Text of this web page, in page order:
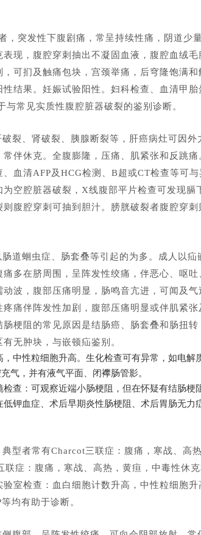
，突发性下腹剧痛，常呈持续性痛，阴道少
现，腹腔穿刺抽出不凝固血液，腹腔血绒
可扪及触痛包块，宫颈举痛，后穹隆饱满
结果。妊娠试验阳性。妇科检查、血清甲
常见实质性腹腔脏器破裂的鉴别诊断。
裂、肾破裂、胰腺断裂等，肝癌病灶可因
伴休克。全腹膨隆，压痛、肌紧张和反跳
血清AFP及HCG检测、B超或CT检查等可
空腔脏器破裂，X线腹部平片检查可发现膈
腹腔穿刺可抽到胆汁。膀胱破裂者腹腔穿
道蛔虫症、肠套叠等引起的为多。成人以疝
多在脐周围，呈阵发性绞痛，伴恶心、呕
波，腹部压痛明显，肠鸣音亢进，可闻及
痛伴阵发性加剧，腹部压痛明显或伴肌紧
梗阻的常见原因是结肠癌、肠套叠和肠扭转
无肿块，与嵌顿疝鉴别。
中性粒细胞升高。生化检查可有异常，如电解
气，并有液气平面、闭襻肠管影。
检查：可观察近端小肠梗阻，但在怀疑有结肠
钾血症、术后早期炎性肠梗阻、术后胃肠无力
型者常有Charcot三联症：腹痛，寒战、高
联症：腹痛，寒战、高热，黄疸，中毒性休
验室检查：血白细胞计数升高，中性粒细胞
均有助于诊断。